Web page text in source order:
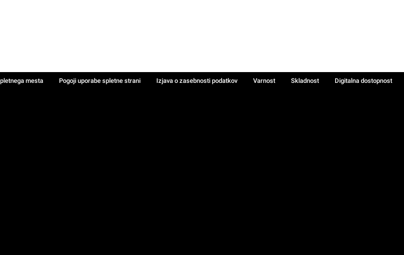
mesta Pogoji uporabe spletne strani Izjava o zasebnosti podatkov Varnost Skladnost
Digitalna dostopnost